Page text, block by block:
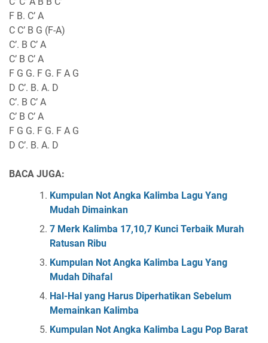
F B. C’ A
C C’ B G (F-A)
C’. B C’ A
C’ B C’ A
F G G. F G. F A G
D C’. B. A. D
C’. B C’ A
C’ B C’ A
F G G. F G. F A G
D C’. B. A. D
BACA JUGA:
Kumpulan Not Angka Kalimba Lagu Yang
Mudah Dimainkan
7 Merk Kalimba 17,10,7 Kunci Terbaik Murah
Ratusan Ribu
Kumpulan Not Angka Kalimba Lagu Yang
Mudah Dihafal
Hal-Hal yang Harus Diperhatikan Sebelum
Memainkan Kalimba
Kumpulan Not Angka Kalimba Lagu Pop Barat